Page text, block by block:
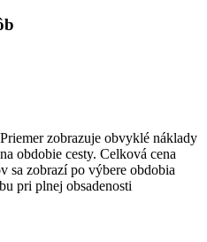
Priemer zobrazuje obvyklé náklady
obdobie cesty. Celková cena
sa zobrazí po výbere obdobia
pri plnej obsadenosti